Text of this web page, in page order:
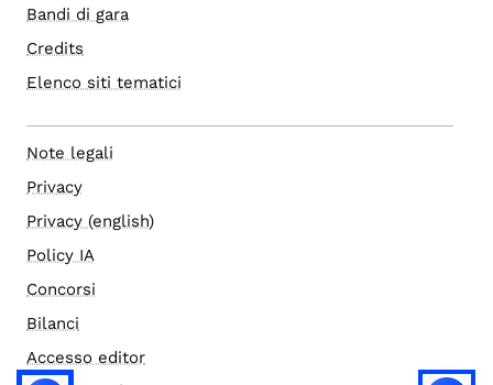
Bandi di gara
Credits
Elenco siti tematici
Note legali
Privacy
Privacy (english)
Policy IA
Concorsi
Bilanci
Accesso editor